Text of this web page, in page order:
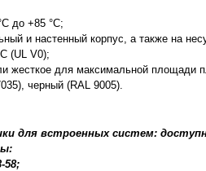
до +85 °C;
и настенный корпус, а также на
(UL V0);
жесткое для максимальной площади
черный (RAL 9005).
для встроенных систем:
58;